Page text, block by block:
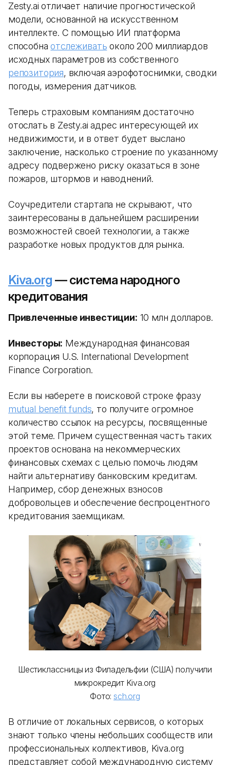
Zesty.ai отличает наличие прогностической
модели, основанной на искусственном
интеллекте. С помощью ИИ платформа
способнаотслеживать около 200 миллиардов
исходных параметров из собственного
репозитория, включая аэрофотоснимки, сводки
погоды, измерения датчиков.
Теперь страховым компаниям достаточно
отослать в Zesty.ai адрес интересующей их
недвижимости, и в ответ будет выслано
заключение, насколько строение по указанному
адресу подвержено риску оказаться в зоне
пожаров, штормов и наводнений.
Соучредители стартапа не скрывают, что
заинтересованы в дальнейшем расширении
возможностей своей технологии, а также
разработке новых продуктов для рынка.
Kiva.org — система народного
кредитования
Привлеченные инвестиции: 10 млн долларов.
Инвесторы: Международная финансовая
корпорация U.S. International Development
Finance Corporation.
Если вы наберете в поисковой строке фразу
mutual benefit funds, то получите огромное
количество ссылок на ресурсы, посвященные
этой теме. Причем существенная часть таких
проектов основана на некоммерческих
финансовых схемах с целью помочь людям
найти альтернативу банковским кредитам.
Например, сбор денежных взносов
добровольцев и обеспечение беспроцентного
кредитования заемщикам.
Шестиклассницы из Филадельфии (США) получили
микрокредит Kiva.org
Фото: sch.org
В отличие от локальных сервисов, о которых
знают только члены небольших сообществ или
профессиональных коллективов, Kiva.org
представляет собой международную систему